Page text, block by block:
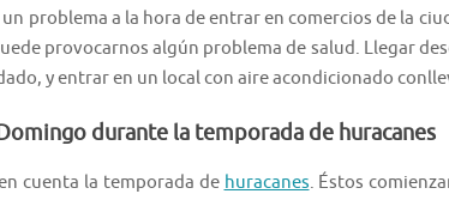
problema a la hora de entrar en comercios de la
provocarnos algún problema de salud. Llegar
y entrar en un local con aire acondicionado
durante la temporada de huracanes
cuenta la temporada de huracanes. Éstos